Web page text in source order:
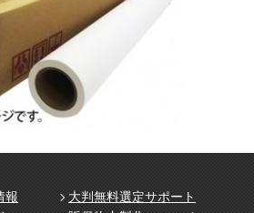
報
大判無料選定サポート